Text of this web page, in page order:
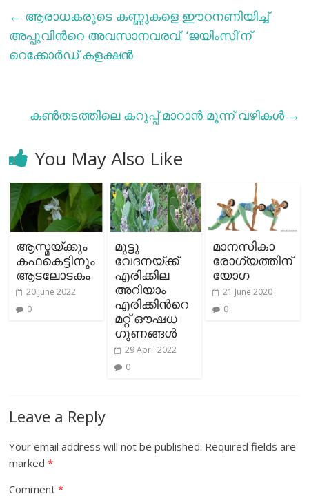
← ആരാധകരുടെ കണ്ണുകളെ ഈറനണിയിച്ച്
അപ്പുവിന്‍റെ അവസാനവരവ്; ‘ജയിംസി’ന്
റെക്കോര്‍ഡ് കളക്ഷന്‍
കണ്‍തടത്തിലെ കറുപ്പ് മാറാന്‍ മൂന്ന് വഴികള്‍ →
You May Also Like
ആസ്മയ്ക്കും
കഫകെട്ടിനും
ആടലോടകം
20 June 2022
0
മുട്ടു
വേദനയ്ക്ക്
എരിക്കില
അറിയാം
എരിക്കിന്‍റെ
മറ്റ് ഔഷധ
ഗുണങ്ങള്‍
29 April 2022
0
മാനസികാ
രോഗ്യത്തിന്
യോഗ
21 June 2020
0
Leave a Reply
Your email address will not be published. Required fields are
marked*
Comment*